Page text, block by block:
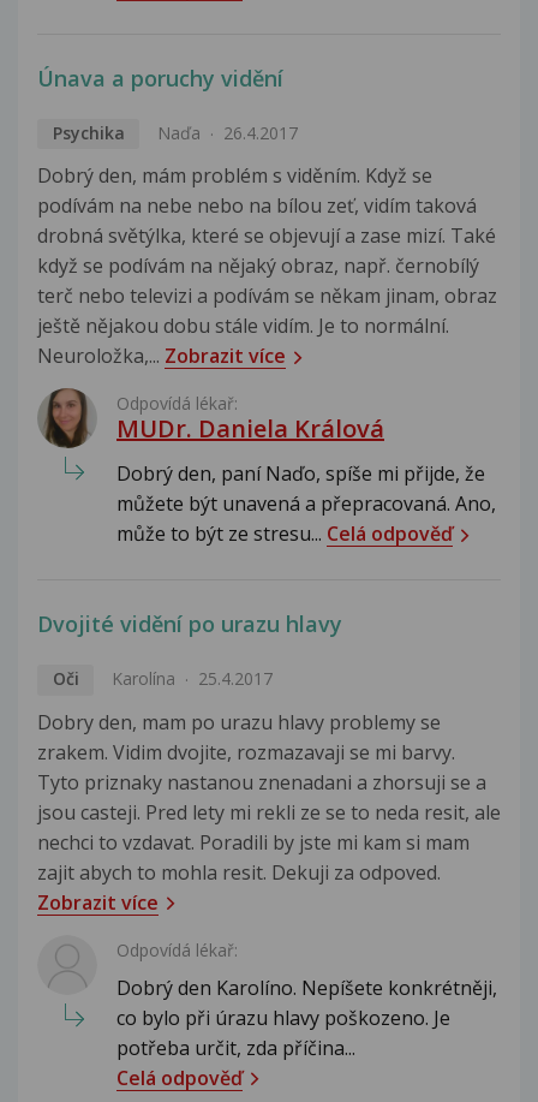
Únava a poruchy vidění
Psychika Naďa 26.4.2017
Dobrý den, mám problém s viděním. Když se
podívám na nebe nebo na bílou zeť, vidím taková
drobná světýlka, které se objevují a zase mizí. Také
když se podívám na nějaký obraz, např. černobílý
terč nebo televizi a podívám se někam jinam, obraz
ještě nějakou dobu stále vidím. Je to normální.
Neuroložka,... Zobrazit více
Odpovídá lékař:
MUDr. Daniela Králová
Dobrý den, paní Naďo, spíše mi přijde, že
můžete být unavená a přepracovaná. Ano,
může to být ze stresu... Celá odpověď
Dvojité vidění po urazu hlavy
Oči Karolína 25.4.2017
Dobry den, mam po urazu hlavy problemy se
zrakem. Vidim dvojite, rozmazavaji se mi barvy.
Tyto priznaky nastanou znenadani a zhorsuji se a
jsou casteji. Pred lety mi rekli ze se to neda resit, ale
nechci to vzdavat. Poradili by jste mi kam si mam
zajit abych to mohla resit. Dekuji za odpoved.
Zobrazit více
Odpovídá lékař:
Dobrý den Karolíno. Nepíšete konkrétněji,
co bylo při úrazu hlavy poškozeno. Je
potřeba určit, zda příčina...
Celá odpověď